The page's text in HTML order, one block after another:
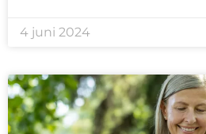
4 juni 2024